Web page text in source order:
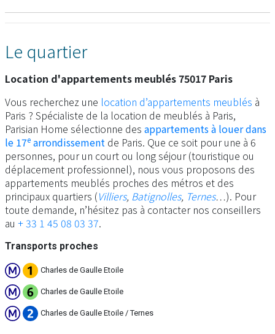
Le quartier
Location d'appartements meublés 75017 Paris
Vous recherchez une location d’appartements meublés à
Paris ? Spécialiste de la location de meublés à Paris,
Parisian Home sélectionne des appartements à louer dans
le 17e arrondissement de Paris. Que ce soit pour une à 6
personnes, pour un court ou long séjour (touristique ou
déplacement professionnel), nous vous proposons des
appartements meublés proches des métros et des
principaux quartiers (Villiers, Batignolles, Ternes…). Pour
toute demande, n’hésitez pas à contacter nos conseillers
au + 33 1 45 08 03 37.
Transports proches
Charles de Gaulle Etoile
Charles de Gaulle Etoile
Charles de Gaulle Etoile / Ternes